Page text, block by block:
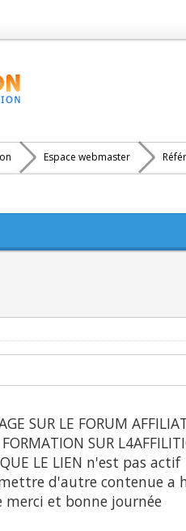
Espace webmaster
SUR LE FORUM
SUR
QUE LE LIEN n'est pas actif
d'autre contenue a
et bonne journée